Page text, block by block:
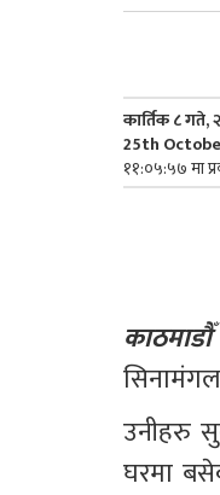
कार्तिक ८ गते,
25th
११:०५:५७ मा
उनीहरु
घरमा